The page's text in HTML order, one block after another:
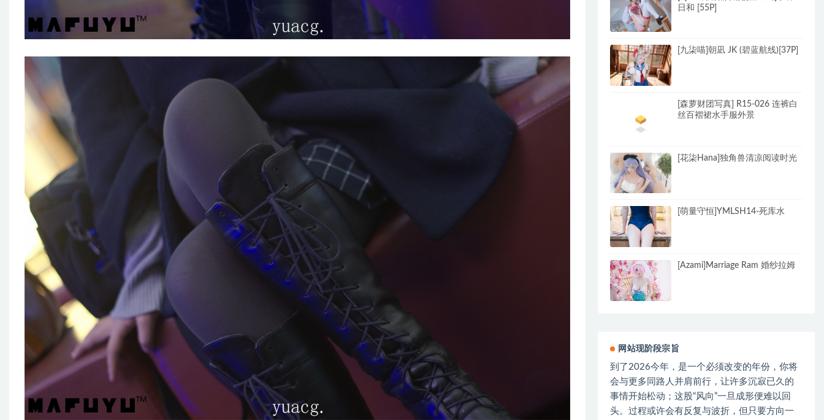
日和 [55P]
[九柒喵]朝凪 JK (碧蓝航线)[37P]
[森萝财团写真] R15-026 连裤白
丝百褶裙水手服外景
[花柒Hana]独角兽清凉阅读时光
[萌量守恒]YMLSH14-死库水
[Azami]Marriage Ram 婚纱拉姆
网站现阶段宗旨
到了2026今年，是一个必须改变的年份，你将
会与更多同路人并肩前行，让许多沉寂已久的
事情开始松动；这股“风向”一旦成形便难以回
头。过程或许会有反复与波折，但只要方向一